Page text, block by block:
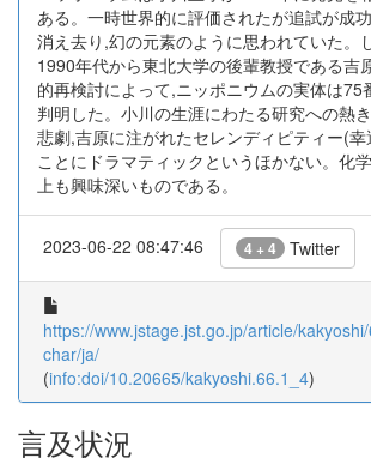
ある。一時世界的に評価されたが追試が成
消え去り,幻の元素のように思われていた。
1990年代から東北大学の後輩教授である吉
的再検討によって,ニッポニウムの実体は75
判明した。小川の生涯にわたる研究への熱
悲劇,吉原に注がれたセレンディピティー(幸
ことにドラマティックというほかない。化
上も興味深いものである。
2023-06-22 08:47:46 4 + 4 Twitter
https://www.jstage.jst.go.jp/article/
char/ja/
(info:doi/10.20665/kakyoshi.66.1_4)
言及状況